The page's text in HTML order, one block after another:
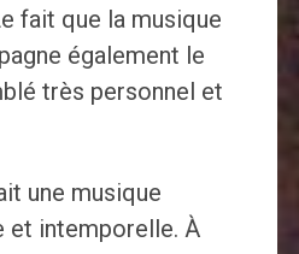
fait que la musique
également le
très personnel et
une musique
et intemporelle. À